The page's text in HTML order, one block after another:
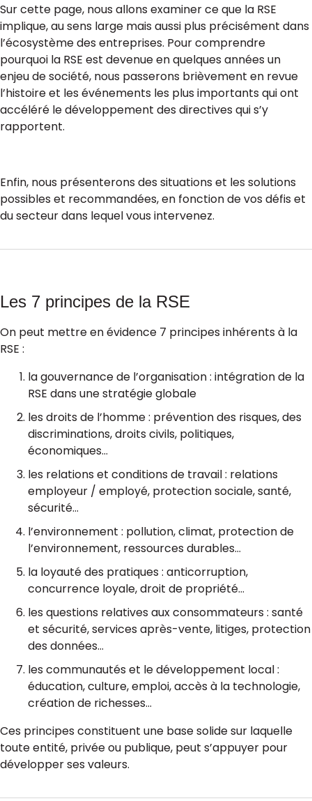
Sur cette page, nous allons examiner ce que la RSE
implique, au sens large mais aussi plus précisément dans
l’écosystème des entreprises. Pour comprendre
pourquoi la RSE est devenue en quelques années un
enjeu de société, nous passerons brièvement en revue
l’histoire et les événements les plus importants qui ont
accéléré le développement des directives qui s’y
rapportent.
Enfin, nous présenterons des situations et les solutions
possibles et recommandées, en fonction de vos défis et
du secteur dans lequel vous intervenez.
Les 7 principes de la RSE
On peut mettre en évidence 7 principes inhérents à la
RSE :
la gouvernance de l’organisation : intégration de la
RSE dans une stratégie globale
les droits de l’homme : prévention des risques, des
discriminations, droits civils, politiques,
économiques…
les relations et conditions de travail : relations
employeur / employé, protection sociale, santé,
sécurité…
l’environnement : pollution, climat, protection de
l’environnement, ressources durables…
la loyauté des pratiques : anticorruption,
concurrence loyale, droit de propriété…
les questions relatives aux consommateurs : santé
et sécurité, services après-vente, litiges, protection
des données…
les communautés et le développement local :
éducation, culture, emploi, accès à la technologie,
création de richesses…
Ces principes constituent une base solide sur laquelle
toute entité, privée ou publique, peut s’appuyer pour
développer ses valeurs.